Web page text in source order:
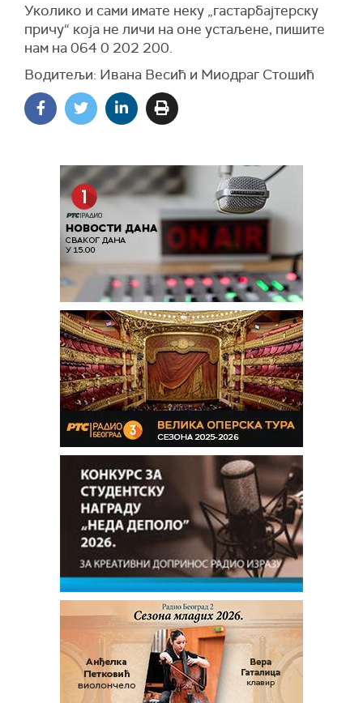
Уколико и сами имате неку „гастарбајтерску
причу“ која не личи на оне устаљене, пишите
нам на 064 0 202 200.
Водитељи: Ивана Весић и Миодраг Стошић